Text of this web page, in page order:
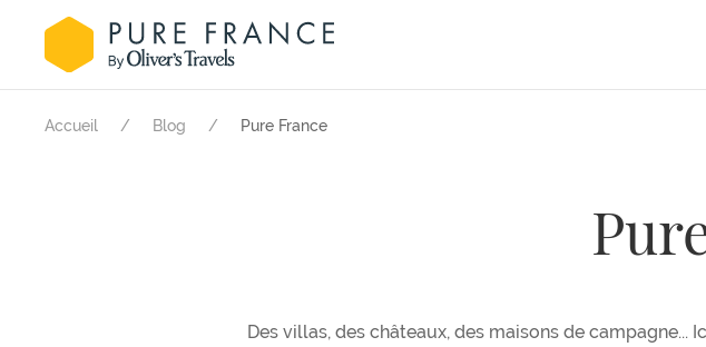
Accueil Blog Pure France
Des villas, des châteaux, des maisons de